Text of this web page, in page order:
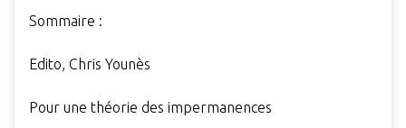
Sommaire :
Edito, Chris Younès
Pour une théorie des impermanences